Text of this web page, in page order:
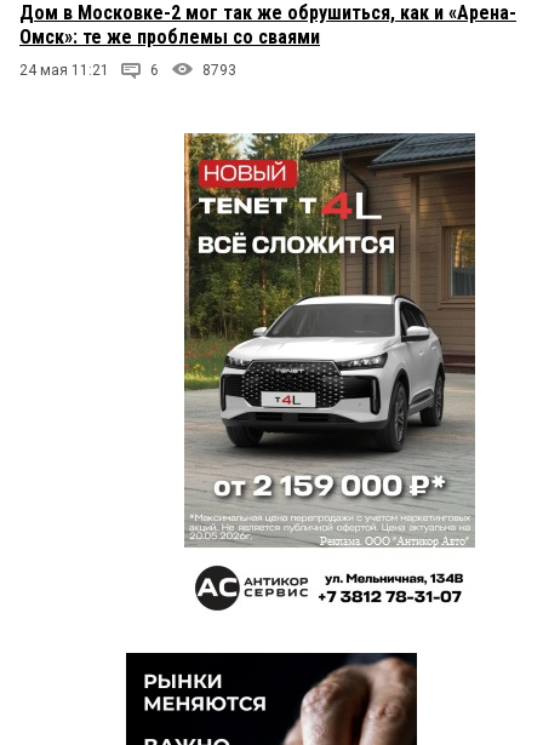
Дом в Московке-2 мог так же обрушиться, как и «Арена-
Омск»: те же проблемы со сваями
24 мая 11:21 6 8793